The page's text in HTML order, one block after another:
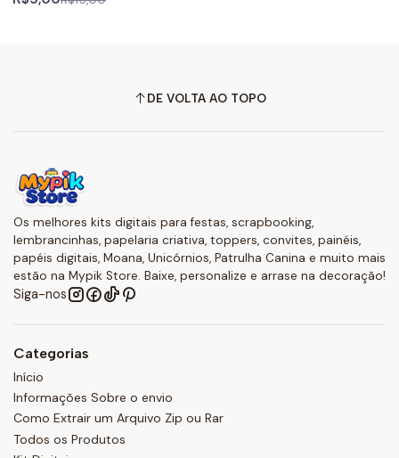
DE VOLTA AO TOPO
Os melhores kits digitais para festas, scrapbooking,
lembrancinhas, papelaria criativa, toppers, convites, painéis,
papéis digitais, Moana, Unicórnios, Patrulha Canina e muito mais
estão na Mypik Store. Baixe, personalize e arrase na decoração!
Siga-nos
Categorias
Início
Informações Sobre o envio
Como Extrair um Arquivo Zip ou Rar
Todos os Produtos